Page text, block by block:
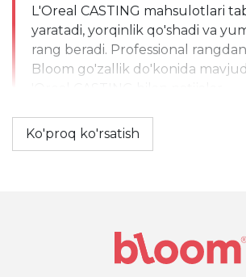
L'Oreal CASTING mahsulotlari
yaratadi, yorqinlik qo'shadi va
rang beradi. Professional
Bloom go'zallik do'konida
Ko'proq ko'rsatish